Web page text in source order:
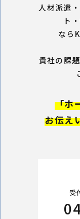
人材派遣
ト
なら
貴社の課
「ホ
お伝え
受